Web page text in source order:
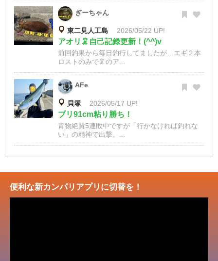
ぎーちゃん
東二見人工島 2026/05/22 UP!
アオリ🦑自己記録更新！(^^)v
前回釣果から毎日釣行してましたが…エギ２本
ロストのみで🦑のア...
AFe
貝塚 2026/05/17 UP!
ブリ91cm粘り勝ち！
青物絶賛5連敗中ですが「行かなければ釣れな
い」の精神で出撃。...
便利な新カンパリアプリに切替を！